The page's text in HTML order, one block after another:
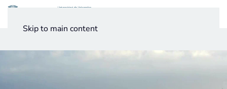
Skip to main content